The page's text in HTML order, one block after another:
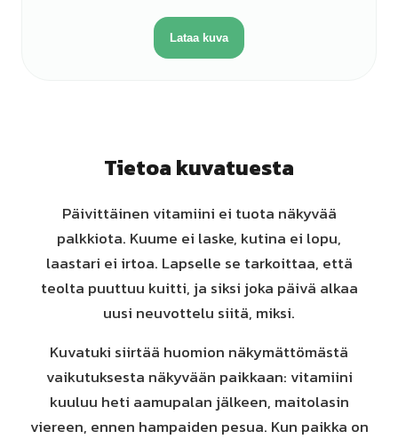
Lataa kuva
Tietoa kuvatuesta
Päivittäinen vitamiini ei tuota näkyvää
palkkiota. Kuume ei laske, kutina ei lopu,
laastari ei irtoa. Lapselle se tarkoittaa, että
teolta puuttuu kuitti, ja siksi joka päivä alkaa
uusi neuvottelu siitä, miksi.
Kuvatuki siirtää huomion näkymättömästä
vaikutuksesta näkyvään paikkaan: vitamiini
kuuluu heti aamupalan jälkeen, maitolasin
viereen, ennen hampaiden pesua. Kun paikka on